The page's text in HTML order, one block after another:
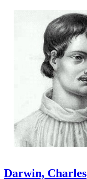
Darwin, Charles